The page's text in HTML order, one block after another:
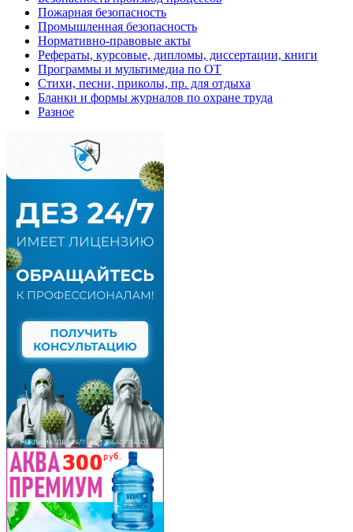
Пожарная безопасность
Промышленная безопасность
Нормативно-правовые акты
Рефераты, курсовые, дипломы, диссертации, книги
Программы и мультимедиа по ОТ
Стихи, песни, приколы, пр. для отдыха
Бланки и формы журналов по охране труда
Разное